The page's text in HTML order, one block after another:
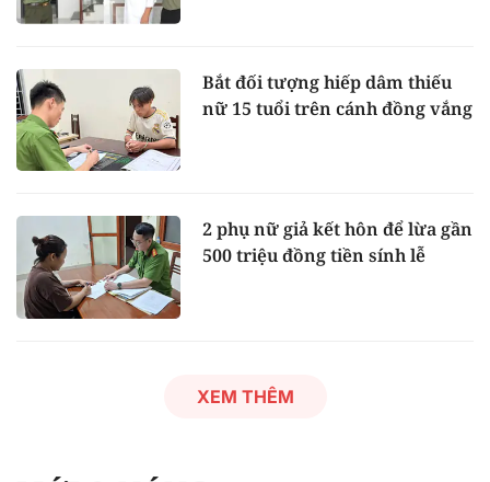
Bắt đối tượng hiếp dâm thiếu
nữ 15 tuổi trên cánh đồng vắng
2 phụ nữ giả kết hôn để lừa gần
500 triệu đồng tiền sính lễ
XEM THÊM